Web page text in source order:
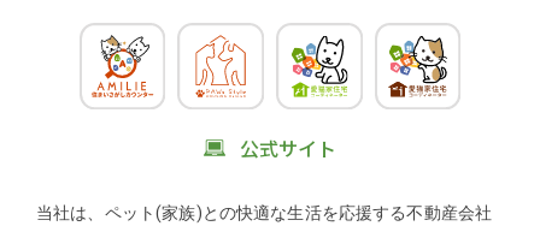
公式サイト
当社は、ペット(家族)との快適な生活を応援する不動産会社